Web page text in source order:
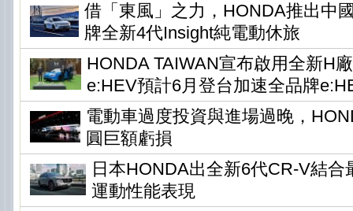
借「東風」之力，HONDA推出中
牌全新4代Insight純電動休旅
HONDA TAIWAN宣布啟用全新H
e:HEV預計6月登台加速全品牌
電動車過度投資與進場過晚，
圓巨額虧損
日本HONDA出全新6代CR-V結合
運動性能表現